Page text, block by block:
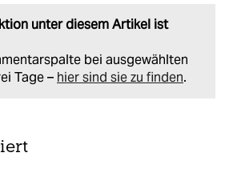
unter diesem Artikel ist
bei ausgewählten
Tage – hier sind sie zu finden.